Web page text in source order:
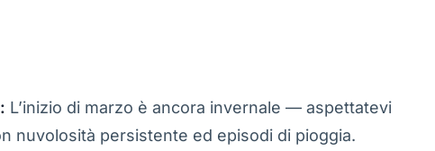
L’inizio di marzo è ancora invernale — aspettatevi
nuvolosità persistente ed episodi di pioggia.